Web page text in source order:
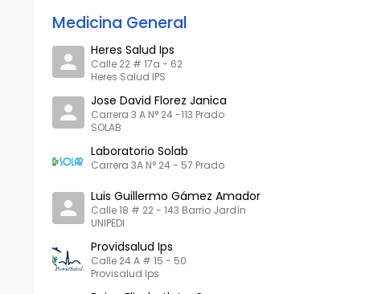
Medicina General
Heres Salud Ips
Calle 22 # 17a - 62
Heres Salud IPS
Jose David Florez Janica
Carrera 3 A N° 24 -113 Prado
SOLAB
Laboratorio Solab
Carrera 3A N° 24 - 57 Prado
Luis Guillermo Gámez Amador
Calle 18 # 22 - 143 Barrio Jardín
UNIPEDI
Providsalud Ips
Calle 24 A # 15 - 50
Provisalud Ips